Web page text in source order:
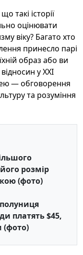
такі історії
оцінювати
віку? Багато хто
принесло парі
образ або ви
у XXI
— обговорення
та розуміння
його розмір
(фото)
платять $45,
(фото)